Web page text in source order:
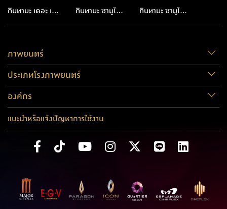
กินทามะ เดอะ เวรี่
ไฟนอล
กินทามะ ซามูไร
เพี้ยนสารพัด 2
กินทามะ ซามูไร
เพี้ยนสารพัด
ภาพยนตร์
ประเภทโรงภาพยนตร์
องค์กร
แนะนำหรือแจ้งปัญหาการใช้งาน